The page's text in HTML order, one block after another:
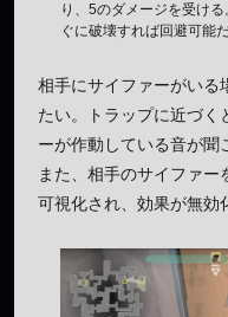
り、5のダメージを受け
ぐに破壊すれば回避可能
相手にサイファーがいる
たい。トラップに近づく
ーが作動している音が聞
また、相手のサイファ
可視化され、効果が無効